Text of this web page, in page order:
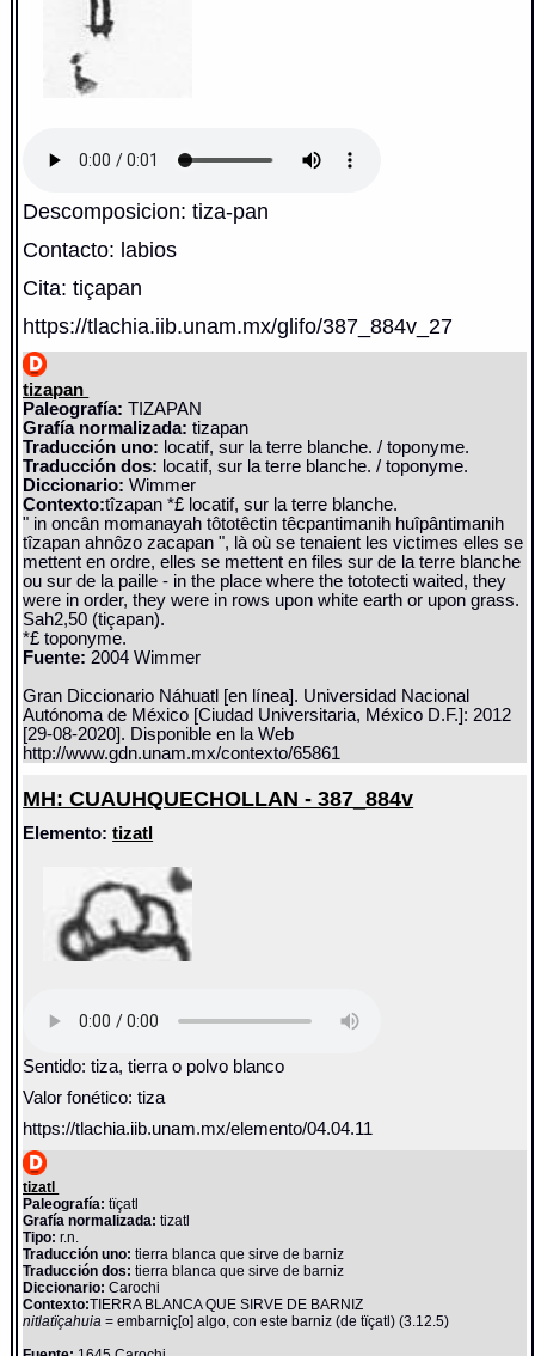
Descomposicion: tiza-pan
Contacto: labios
Cita: tiçapan
https://tlachia.iib.unam.mx/glifo/387_884v_27
tizapan
Paleografía: TIZAPAN
Grafía normalizada: tizapan
Traducción uno: locatif, sur la terre blanche. / toponyme.
Traducción dos: locatif, sur la terre blanche. / toponyme.
Diccionario:Wimmer
Contexto:tîzapan *£ locatif, sur la terre blanche.
" in oncân momanayah tôtotêctin têcpantimanih huîpântimanih
tîzapan ahnôzo zacapan ", là où se tenaient les victimes elles se
mettent en ordre, elles se mettent en files sur de la terre blanche
ou sur de la paille - in the place where the tototecti waited, they
were in order, they were in rows upon white earth or upon grass.
Sah2,50 (tiçapan).
*£ toponyme.
Fuente: 2004 Wimmer
Gran Diccionario Náhuatl [en línea]. Universidad Nacional
Autónoma de México [Ciudad Universitaria, México D.F.]: 2012
[29-08-2020]. Disponible en la Web
http://www.gdn.unam.mx/contexto/65861
MH: CUAUHQUECHOLLAN - 387_884v
Elemento:tizatl
Sentido: tiza, tierra o polvo blanco
Valor fonético: tiza
https://tlachia.iib.unam.mx/elemento/04.04.11
tizatl
Paleografía: tïçatl
Grafía normalizada: tizatl
Tipo: r.n.
Traducción uno: tierra blanca que sirve de barniz
Traducción dos: tierra blanca que sirve de barniz
Diccionario:Carochi
Contexto:TIERRA BLANCA QUE SIRVE DE BARNIZ
nitlatïçahuia= embarniç[o] algo, con este barniz (de tïçatl) (3.12.5)